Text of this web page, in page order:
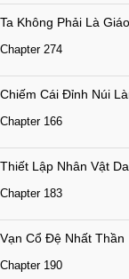
2 tháng
2 tháng
2 tháng
2 tháng
Ta Không Phải Là
Chapter 274
Chiếm Cái Đỉnh Núi
Chapter 166
Thiết Lập Nhân Vật
Chapter 183
Vạn Cổ Đệ Nhất Thần
Chapter 190